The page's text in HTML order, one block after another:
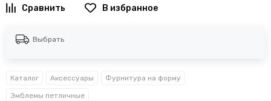
В избранное
Выбрать
Каталог Аксессуары Фурнитура на форму
Эмблемы петличные